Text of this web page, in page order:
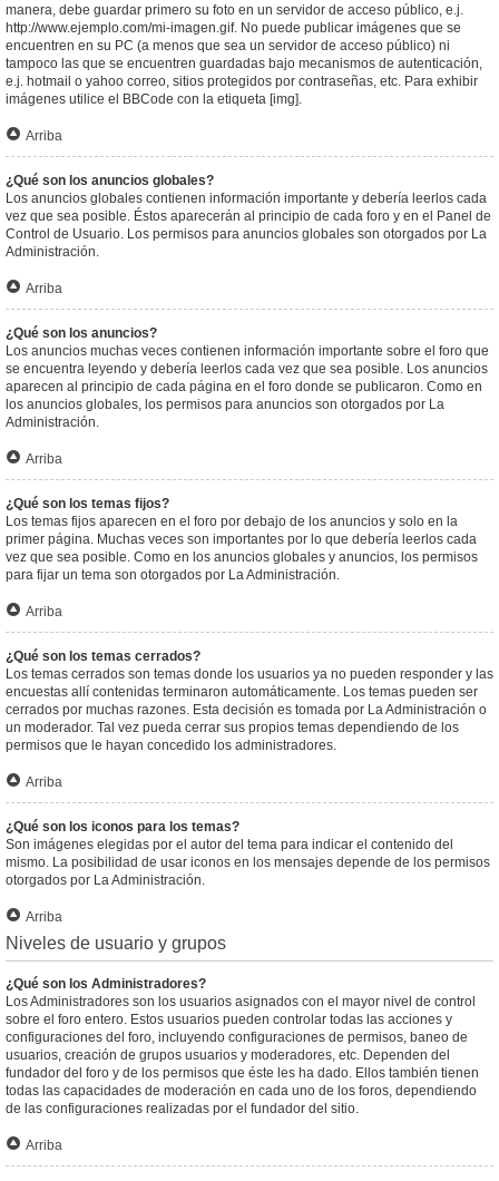
manera, debe guardar primero su foto en un servidor de acceso público, e.j.
http://www.ejemplo.com/mi-imagen.gif. No puede publicar imágenes que se
encuentren en su PC (a menos que sea un servidor de acceso público) ni
tampoco las que se encuentren guardadas bajo mecanismos de autenticación,
e.j. hotmail o yahoo correo, sitios protegidos por contraseñas, etc. Para exhibir
imágenes utilice el BBCode con la etiqueta [img].
Arriba
¿Qué son los anuncios globales?
Los anuncios globales contienen información importante y debería leerlos cada
vez que sea posible. Éstos aparecerán al principio de cada foro y en el Panel de
Control de Usuario. Los permisos para anuncios globales son otorgados por La
Administración.
Arriba
¿Qué son los anuncios?
Los anuncios muchas veces contienen información importante sobre el foro que
se encuentra leyendo y debería leerlos cada vez que sea posible. Los anuncios
aparecen al principio de cada página en el foro donde se publicaron. Como en
los anuncios globales, los permisos para anuncios son otorgados por La
Administración.
Arriba
¿Qué son los temas fijos?
Los temas fijos aparecen en el foro por debajo de los anuncios y solo en la
primer página. Muchas veces son importantes por lo que debería leerlos cada
vez que sea posible. Como en los anuncios globales y anuncios, los permisos
para fijar un tema son otorgados por La Administración.
Arriba
¿Qué son los temas cerrados?
Los temas cerrados son temas donde los usuarios ya no pueden responder y las
encuestas allí contenidas terminaron automáticamente. Los temas pueden ser
cerrados por muchas razones. Esta decisión es tomada por La Administración o
un moderador. Tal vez pueda cerrar sus propios temas dependiendo de los
permisos que le hayan concedido los administradores.
Arriba
¿Qué son los iconos para los temas?
Son imágenes elegidas por el autor del tema para indicar el contenido del
mismo. La posibilidad de usar iconos en los mensajes depende de los permisos
otorgados por La Administración.
Arriba
Niveles de usuario y grupos
¿Qué son los Administradores?
Los Administradores son los usuarios asignados con el mayor nivel de control
sobre el foro entero. Estos usuarios pueden controlar todas las acciones y
configuraciones del foro, incluyendo configuraciones de permisos, baneo de
usuarios, creación de grupos usuarios y moderadores, etc. Dependen del
fundador del foro y de los permisos que éste les ha dado. Ellos también tienen
todas las capacidades de moderación en cada uno de los foros, dependiendo
de las configuraciones realizadas por el fundador del sitio.
Arriba